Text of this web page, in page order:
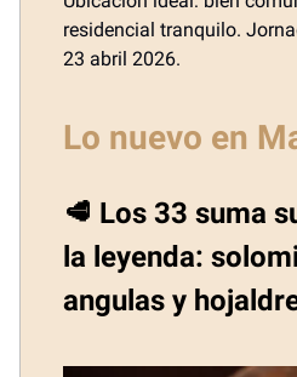
residencial tranquilo.
23 abril 2026.
Lo nuevo en
🥩 Los 33 suma
la leyenda:
angulas y